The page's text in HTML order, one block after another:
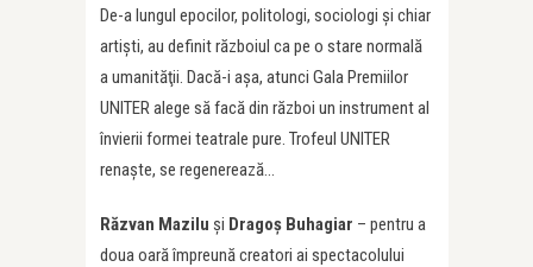
De-a lungul epocilor, politologi, sociologi și chiar
artiști, au definit războiul ca pe o stare normală
a umanităţii. Dacă-i așa, atunci Gala Premiilor
UNITER alege să facă din război un instrument al
învierii formei teatrale pure. Trofeul UNITER
renaște, se regenerează…
Răzvan Mazilu și Dragoș Buhagiar – pentru a
doua oară împreună creatori ai spectacolului